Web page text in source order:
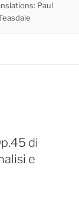
Paul
di
e